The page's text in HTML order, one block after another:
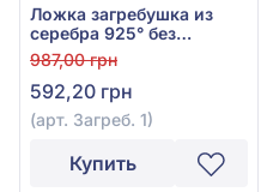
Ложка загребушка из
серебра 925° без
вставки, арт. Загреб. 1
987,00 грн
592,20 грн
(арт. Загреб. 1)
Купить